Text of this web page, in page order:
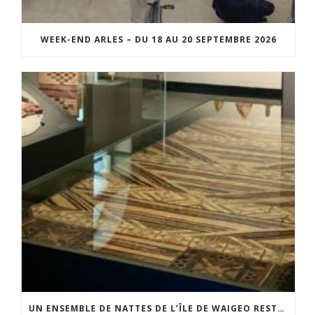
WEEK-END ARLES – DU 18 AU 20 SEPTEMBRE 2026
UN ENSEMBLE DE NATTES DE L’ÎLE DE WAIGEO RESTAURÉ GRÂCE AU SOUTIEN DU CERCLE LÉVI-STRAUSS